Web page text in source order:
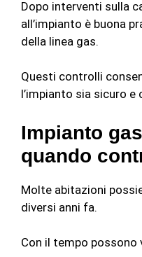
Dopo interventi sulla
all’impianto è buona
della linea gas.
Questi controlli
l’impianto sia sicuro
Impianto
quando
Molte abitazioni
diversi anni fa.
Con il tempo possono